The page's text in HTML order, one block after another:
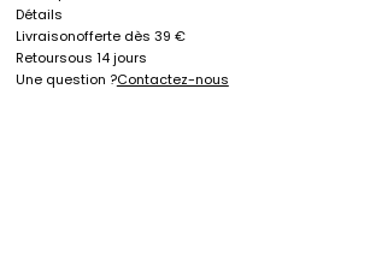
Détails
Livraisonofferte dès 39 €
Retoursous 14 jours
Une question ?Contactez-nous